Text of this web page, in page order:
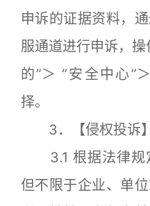
申诉的证据资料，
服通道进行申诉，
的”＞ “安全中心”
择。
3．【侵权投诉】
3.1 根据法律规
但不限于企业、单